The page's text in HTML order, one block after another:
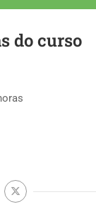
do curso